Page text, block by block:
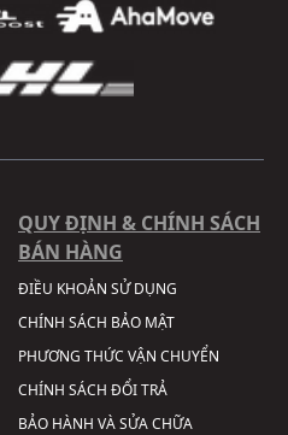
QUY ĐỊNH & CHÍNH SÁCH
BÁN HÀNG
ĐIỀU KHOẢN SỬ DỤNG
CHÍNH SÁCH BẢO MẬT
PHƯƠNG THỨC VẬN CHUYỂN
CHÍNH SÁCH ĐỔI TRẢ
BẢO HÀNH VÀ SỬA CHỮA